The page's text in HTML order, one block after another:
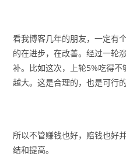
看我博客几年的朋友，一定有
的在进步，在改善。经过一轮
补。比如这次，上轮5%吃得
越大。这是合理的，也是可行
所以不管赚钱也好，赔钱也好
结和提高。